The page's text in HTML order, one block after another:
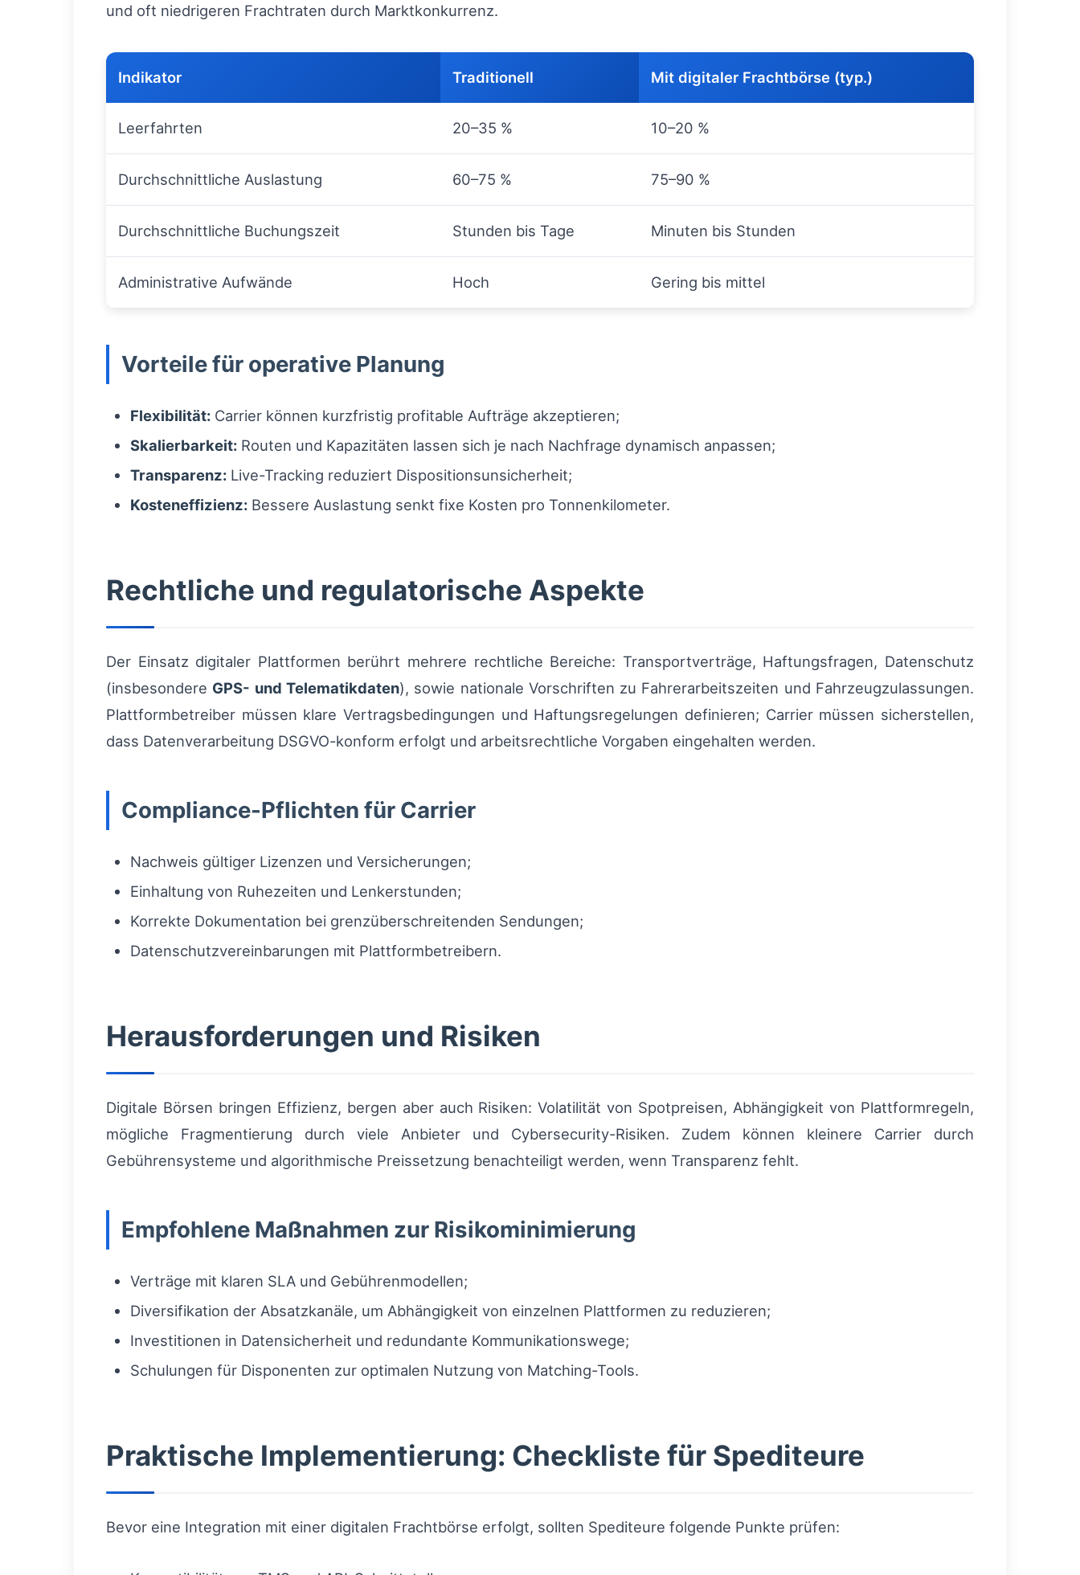
und oft niedrigeren Frachtraten durch Marktkonkurrenz.
Indikator Traditionell Mit digitaler Frachtbörse (typ.)
Leerfahrten 20–35 % 10–20 %
Durchschnittliche Auslastung 60–75 % 75–90 %
Durchschnittliche Buchungszeit Stunden bis Tage Minuten bis Stunden
Administrative Aufwände Hoch Gering bis mittel
Vorteile für operative Planung
Flexibilität: Carrier können kurzfristig profitable Aufträge akzeptieren;
Skalierbarkeit: Routen und Kapazitäten lassen sich je nach Nachfrage dynamisch anpassen;
Transparenz: Live-Tracking reduziert Dispositionsunsicherheit;
Kosteneffizienz: Bessere Auslastung senkt fixe Kosten pro Tonnenkilometer.
Rechtliche und regulatorische Aspekte
Der Einsatz digitaler Plattformen berührt mehrere rechtliche Bereiche: Transportverträge, Haftungsfragen, Datenschutz
(insbesondere GPS- und Telematikdaten), sowie nationale Vorschriften zu Fahrerarbeitszeiten und Fahrzeugzulassungen.
Plattformbetreiber müssen klare Vertragsbedingungen und Haftungsregelungen definieren; Carrier müssen sicherstellen,
dass Datenverarbeitung DSGVO-konform erfolgt und arbeitsrechtliche Vorgaben eingehalten werden.
Compliance-Pflichten für Carrier
Nachweis gültiger Lizenzen und Versicherungen;
Einhaltung von Ruhezeiten und Lenkerstunden;
Korrekte Dokumentation bei grenzüberschreitenden Sendungen;
Datenschutzvereinbarungen mit Plattformbetreibern.
Herausforderungen und Risiken
Digitale Börsen bringen Effizienz, bergen aber auch Risiken: Volatilität von Spotpreisen, Abhängigkeit von Plattformregeln,
mögliche Fragmentierung durch viele Anbieter und Cybersecurity-Risiken. Zudem können kleinere Carrier durch
Gebührensysteme und algorithmische Preissetzung benachteiligt werden, wenn Transparenz fehlt.
Empfohlene Maßnahmen zur Risikominimierung
Verträge mit klaren SLA und Gebührenmodellen;
Diversifikation der Absatzkanäle, um Abhängigkeit von einzelnen Plattformen zu reduzieren;
Investitionen in Datensicherheit und redundante Kommunikationswege;
Schulungen für Disponenten zur optimalen Nutzung von Matching-Tools.
Praktische Implementierung: Checkliste für Spediteure
Bevor eine Integration mit einer digitalen Frachtbörse erfolgt, sollten Spediteure folgende Punkte prüfen: